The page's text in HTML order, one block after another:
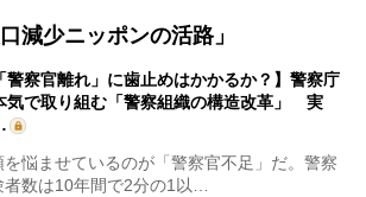
減少ニッポンの活路」
警察官離れ」に歯止めはかかるか？】警察庁
気で取り組む「警察組織の構造改革」 実
悩ませているのが「警察官不足」だ。警察
数は10年間で2分の1以…